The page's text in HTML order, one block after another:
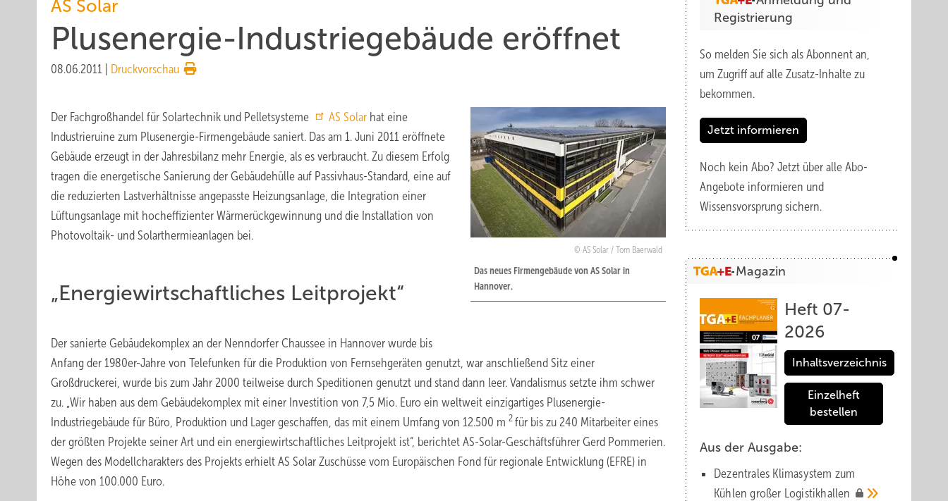
AS Solar
Plusenergie-Industriegebäude eröffnet
08.06.2011 Druckvorschau
AS Solar / Tom Baerwald
Das neues Firmengebäude von AS Solar in
Hannover.
Der Fachgroßhandel für Solartechnik und Pelletsysteme AS Solar hat eine
Industrieruine zum Plusenergie-Firmengebäude saniert. Das am 1. Juni 2011 eröffnete
Gebäude erzeugt in der Jahresbilanz mehr Energie, als es verbraucht. Zu diesem Erfolg
tragen die energetische Sanierung der Gebäudehülle auf Passivhaus-Standard, eine auf
die reduzierten Lastverhältnisse angepasste Heizungsanlage, die Integration einer
Lüftungsanlage mit hocheffizienter Wärmerückgewinnung und die Installation von
Photovoltaik- und Solarthermieanlagen bei.
„Energiewirtschaftliches Leitprojekt“
Der sanierte Gebäudekomplex an der Nenndorfer Chaussee in Hannover wurde bis
Anfang der 1980er-Jahre von Telefunken für die Produktion von Fernsehgeräten genutzt, war anschließend Sitz einer
Großdruckerei, wurde bis zum Jahr 2000 teilweise durch Speditionen genutzt und stand dann leer. Vandalismus setzte ihm schwer
zu. „Wir haben aus dem Gebäudekomplex mit einer Investition von 7,5 Mio. Euro ein weltweit einzigartiges Plusenergie-
Industriegebäude für Büro, Produktion und Lager geschaffen, das mit einem Umfang von 12.500 m 2 für bis zu 240 Mitarbeiter eines
der größten Projekte seiner Art und ein energiewirtschaftliches Leitprojekt ist“, berichtet AS-Solar-Geschäftsführer Gerd Pommerien.
Wegen des Modellcharakters des Projekts erhielt AS Solar Zuschüsse vom Europäischen Fond für regionale Entwicklung (EFRE) in
Höhe von 100.000 Euro.
Registrierung
So melden Sie sich als Abonnent an,
um Zugriff auf alle Zusatz-Inhalte zu
bekommen.
Jetzt informieren
Noch kein Abo? Jetzt über alle Abo-
Angebote informieren und
Wissensvorsprung sichern.
Magazin
Heft 07-
2026
Inhaltsverzeichnis
Einzelheft
bestellen
Aus der Ausgabe:
Dezentrales Klimasystem zum
Kühlen großer Logistik­hallen